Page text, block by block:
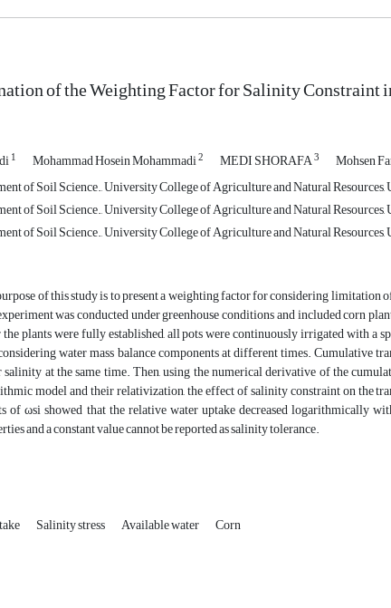
of the Weighting Factor for Salinity Constraint
1 Mohammad Hosein Mohammadi2 MEDI SHORAFA3 Mohsen
of Soil Science., University College of Agriculture and Natural
of Soil Science., University College of Agriculture and Natural
of Soil Science., University College of Agriculture and Natural
of this study is to present a weighting factor for considering
was conducted under greenhouse conditions and included corn
plants were fully established, all pots were continuously irrigated with
water mass balance components at different times. Cumulative
salinity at the same time. Then, using the numerical derivative of the
model and their relativization, the effect of salinity constraint on the
of ωsi showed that the relative water uptake decreased logarithmically
and a constant value cannot be reported as salinity tolerance.
Salinity stress Available water Corn